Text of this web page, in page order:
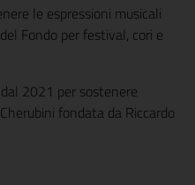
le espressioni musicali
Fondo per festival, cori e
2021 per sostenere
fondata da Riccardo